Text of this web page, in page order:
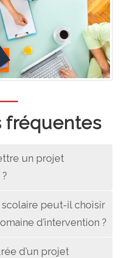
fréquentes
un projet
peut-il choisir
d’intervention ?
d’un projet